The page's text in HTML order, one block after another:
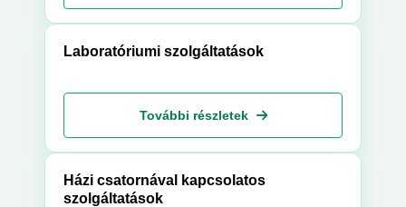
Laboratóriumi szolgáltatások
További részletek
Házi csatornával kapcsolatos
szolgáltatások